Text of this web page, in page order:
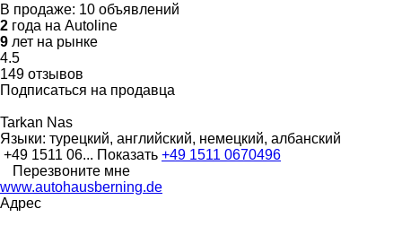
В продаже: 10 объявлений
2 года на Autoline
9 лет на рынке
4.5
149 отзывов
Подписаться на продавца
Tarkan Nas
Языки: турецкий, английский, немецкий, албанский
+49 1511 06... Показать +49 1511 0670496
Перезвоните мне
www.autohausberning.de
Адрес